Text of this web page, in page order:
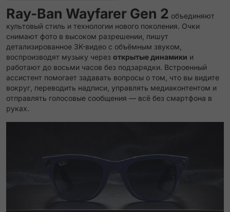
Ray-Ban Wayfarer Gen 2 объединяют
культовый стиль и технологии нового поколения. Очки
снимают фото в высоком разрешении, пишут
детализированное 3K-видео с объёмным звуком,
воспроизводят музыку через открытые динамики и
работают до восьми часов без подзарядки. Встроенный
ассистент помогает задавать вопросы о том, что вы видите
вокруг, переводить надписи, управлять медиаконтентом и
отправлять голосовые сообщения — всё без смартфона в
руках.